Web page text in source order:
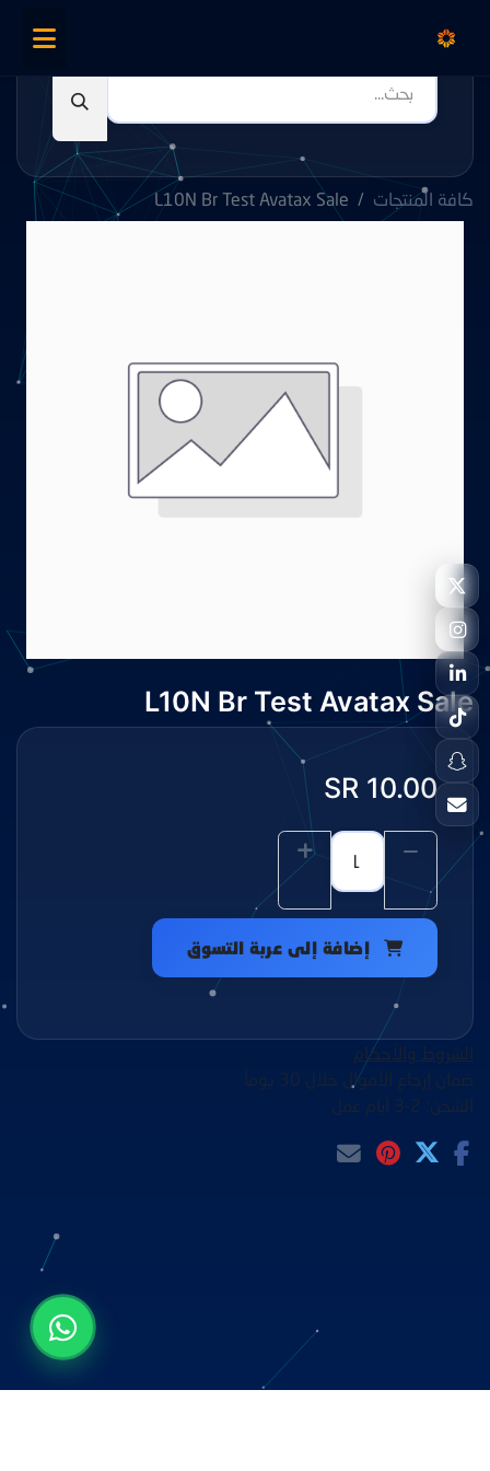
كافة المنتجات L10N Br Test Avatax Sale
L10N Br Test Avatax Sale
10.00
إضافة إلى عربة التسوق
الشروط والأحكام
ضمان إرجاع الأموال خلال 30 يوماً